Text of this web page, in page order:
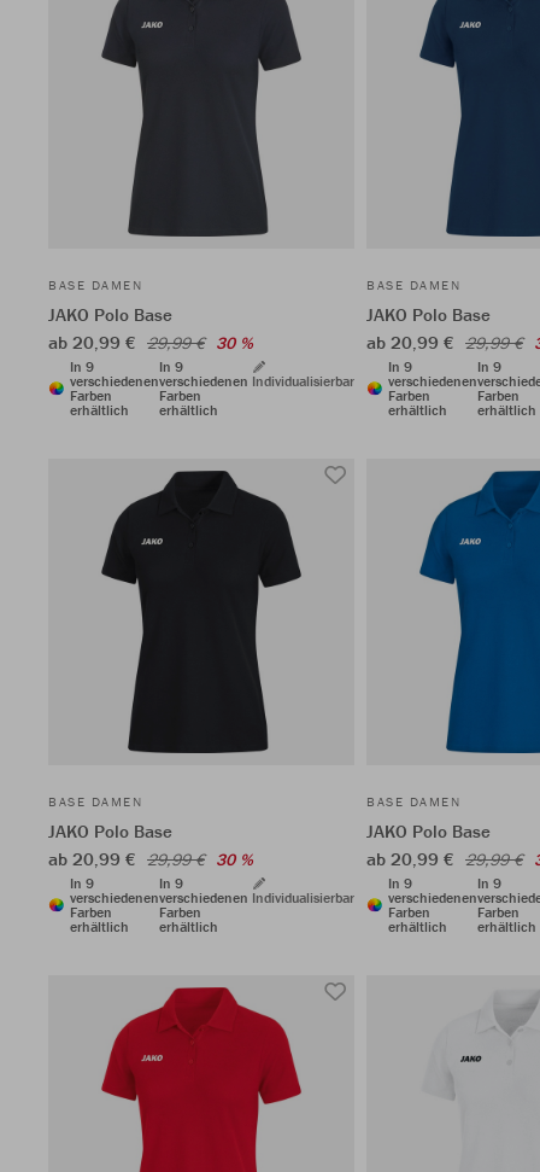
BASE DAMEN
JAKO Polo Base
ab 20,99 € 29,99 € 30 %
In 9
verschiedenen
Farben
erhältlich
In 9
verschiedenen
Farben
erhältlich
Individualisierbar
BASE DAMEN
JAKO Polo Base
ab 20,99 € 29,99 €
In 9
verschiedenen
Farben
erhältlich
In 9
Farben
erhältlich
BASE DAMEN
JAKO Polo Base
ab 20,99 € 29,99 € 30 %
In 9
verschiedenen
Farben
erhältlich
In 9
verschiedenen
Farben
erhältlich
Individualisierbar
BASE DAMEN
JAKO Polo Base
ab 20,99 € 29,99 €
In 9
verschiedenen
Farben
erhältlich
In 9
Farben
erhältlich